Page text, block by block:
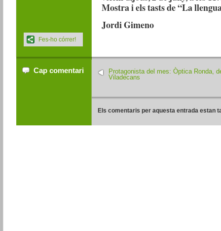
Mostra i els tasts de “La
Jordi Gimeno
Fes-ho córrer!
Cap comentari
Protagonista del mes: Òptica Ronda,
Viladecans
Els comentaris per aquesta entrada estan